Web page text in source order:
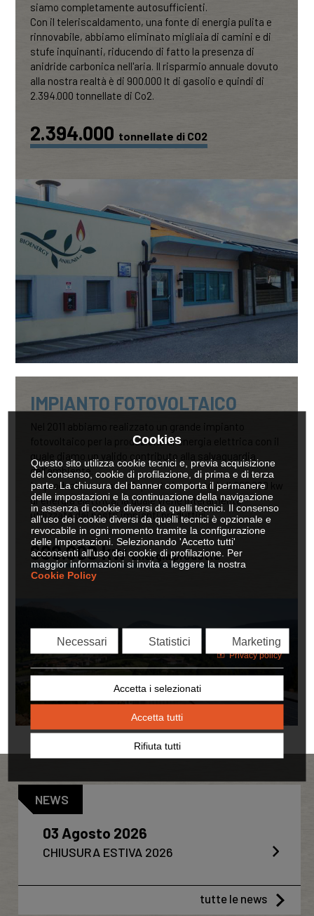
siamo completamente autosufficienti.
Con il teleriscaldamento, una fonte di energia pulita e
rinnovabile, abbiamo eliminato migliaia di camini e di
stufe inquinanti, riducendo di fatto la presenza di
anidride carbonica nell'aria. Il risparmio annuale dovuto
alla nostra realtà è di 900.000 lt di gasolio e quindi di
2.394.000 tonnellate di Co2.
2.394.000 tonnellate di CO2
IMPIANTO FOTOVOLTAICO
Nel 2011 abbiamo realizzato un grande impianto
fotovoltaico per la produzione di energia elettrica con il
quale diamo un valido contributo alla salvaguardia
dell’ambiente.
La produzione annua di questo impianto è di 600.000 kw
di energia elettrica, la quale viene interamente
utilizzata dai nostri impianti produttivi.
600.000 kwenergia prodotta
NEWS
03 Agosto 2026
CHIUSURA ESTIVA 2026
tutte le news